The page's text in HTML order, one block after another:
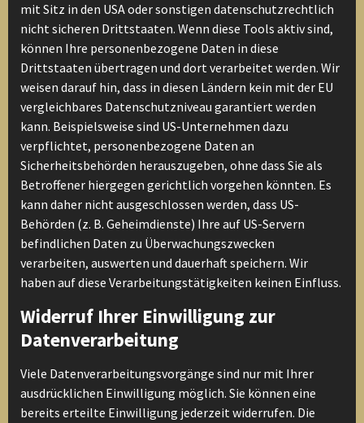
mit Sitz in den USA oder sonstigen datenschutzrechtlich
nicht sicheren Drittstaaten. Wenn diese Tools aktiv sind,
können Ihre personenbezogene Daten in diese
Drittstaaten übertragen und dort verarbeitet werden. Wir
weisen darauf hin, dass in diesen Ländern kein mit der EU
vergleichbares Datenschutzniveau garantiert werden
kann. Beispielsweise sind US-Unternehmen dazu
verpflichtet, personenbezogene Daten an
Sicherheitsbehörden herauszugeben, ohne dass Sie als
Betroffener hiergegen gerichtlich vorgehen könnten. Es
kann daher nicht ausgeschlossen werden, dass US-
Behörden (z. B. Geheimdienste) Ihre auf US-Servern
befindlichen Daten zu Überwachungszwecken
verarbeiten, auswerten und dauerhaft speichern. Wir
haben auf diese Verarbeitungstätigkeiten keinen Einfluss.
Widerruf Ihrer Einwilligung zur
Datenverarbeitung
Viele Datenverarbeitungsvorgänge sind nur mit Ihrer
ausdrücklichen Einwilligung möglich. Sie können eine
bereits erteilte Einwilligung jederzeit widerrufen. Die